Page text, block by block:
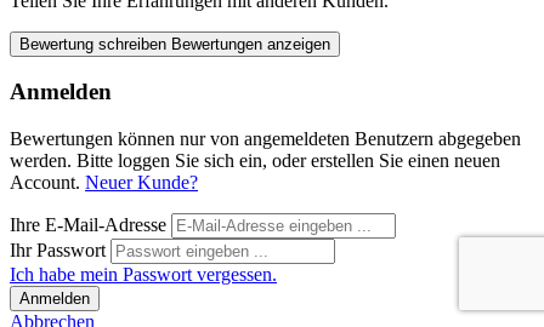
Bewertung schreiben Bewertungen anzeigen
Anmelden
Bewertungen können nur von angemeldeten Benutzern abgegeben
werden. Bitte loggen Sie sich ein, oder erstellen Sie einen neuen
Account. Neuer Kunde?
Ihre E-Mail-Adresse
Ihr Passwort
Ich habe mein Passwort vergessen.
Anmelden
Abbrechen